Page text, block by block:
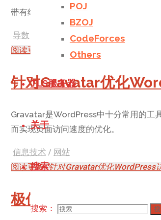
POJ
BZOJ
CodeForces
Others
TLS服务器
关于
搜索
搜索：
带有绝对值的导数问题往往看起来很棘
导数 文化课/高考
阅读更多
"带有绝对值的导数问题"
针对Gravatar优化
Gravatar是WordPress中十分常用的工
而实现页面访问速度的优化。
信息技术 / 网站
阅读更多 "针对Gravatar优化WordPress
极值点偏移问题